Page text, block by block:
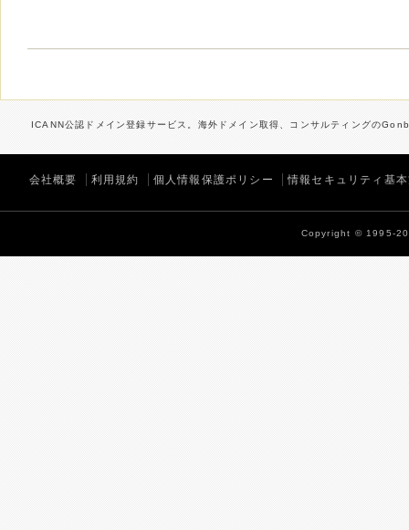
ICANN公認ドメイン登録サービス。海外ドメイン取得、コンサルティングの
会社概要 利用規約 個人情報保護ポリシー 情報セキュリティ基
Copyright © 1995-